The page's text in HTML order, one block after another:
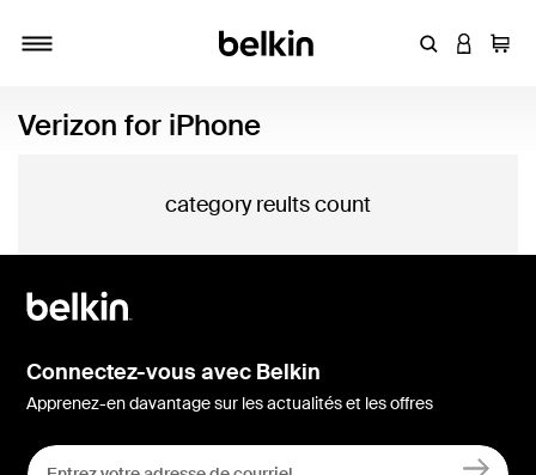
Entrez un
Verizon for iPhone
category reults count
Connectez-vous avec Belkin
Apprenez-en davantage sur les actualités et les offres